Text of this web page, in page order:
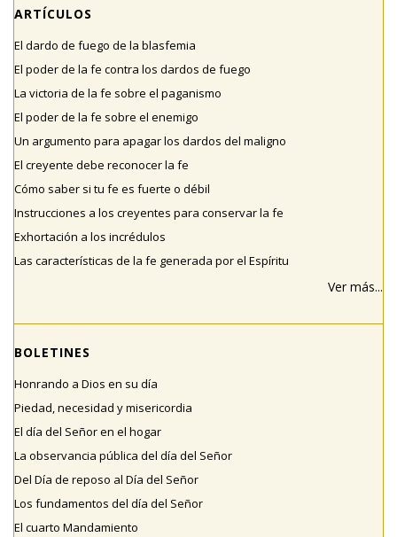
ARTÍCULOS
El dardo de fuego de la blasfemia
El poder de la fe contra los dardos de fuego
La victoria de la fe sobre el paganismo
El poder de la fe sobre el enemigo
Un argumento para apagar los dardos del maligno
El creyente debe reconocer la fe
Cómo saber si tu fe es fuerte o débil
Instrucciones a los creyentes para conservar la fe
Exhortación a los incrédulos
Las características de la fe generada por el Espíritu
Ver más...
BOLETINES
Honrando a Dios en su día
Piedad, necesidad y misericordia
El día del Señor en el hogar
La observancia pública del día del Señor
Del Día de reposo al Día del Señor
Los fundamentos del día del Señor
El cuarto Mandamiento